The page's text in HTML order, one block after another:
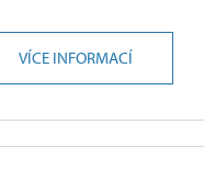
VÍCE INFORMACÍ